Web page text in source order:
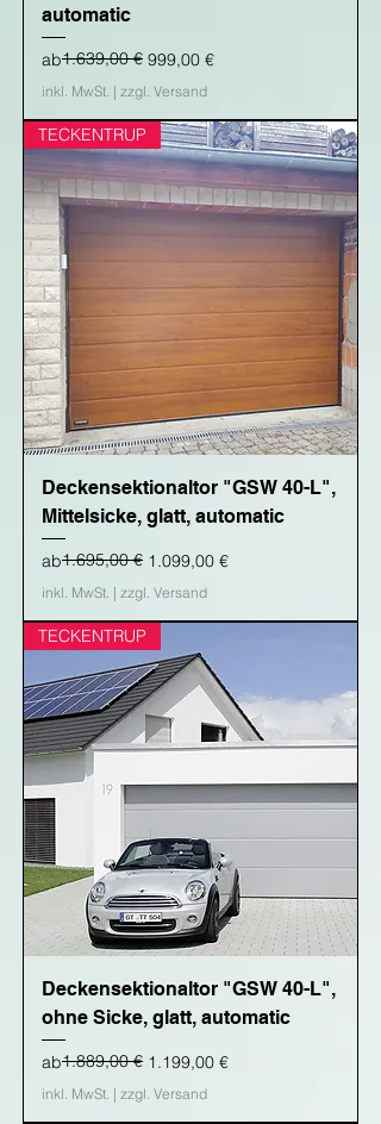
automatic
ab
Standardpreis
1.639,00 € 999,00 €
Sale-Preis
inkl. MwSt. | zzgl. Versand
TECKENTRUP
Deckensektionaltor "GSW 40-L",
Mittelsicke, glatt, automatic
ab
Standardpreis
1.695,00 € 1.099,00 €
Sale-Preis
inkl. MwSt. | zzgl. Versand
TECKENTRUP
Deckensektionaltor "GSW 40-L",
ohne Sicke, glatt, automatic
ab
Standardpreis
1.889,00 € 1.199,00 €
Sale-Preis
inkl. MwSt. | zzgl. Versand